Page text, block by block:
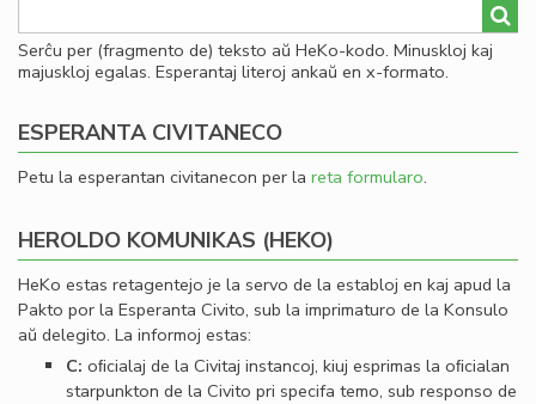
Serĉu per (fragmento de) teksto aŭ HeKo-kodo. Minuskloj kaj
majuskloj egalas. Esperantaj literoj ankaŭ en x-formato.
ESPERANTA CIVITANECO
Petu la esperantan civitanecon per la reta formularo.
HEROLDO KOMUNIKAS (HEKO)
HeKo estas retagentejo je la servo de la establoj en kaj apud la
Pakto por la Esperanta Civito, sub la imprimaturo de la Konsulo
aŭ delegito. La informoj estas:
C: oﬁcialaj de la Civitaj instancoj, kiuj esprimas la oﬁcialan
starpunkton de la Civito pri specifa temo, sub responso de